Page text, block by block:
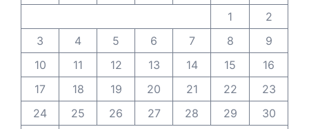
1
2
3
4 5 6 7 8
9
10
11 12 13 14 15
16
17
18 19 20 21 22
23
24
25 26 27 28 29
30